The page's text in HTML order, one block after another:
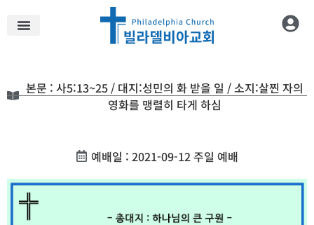
본문 : 사5:13~25 / 대지:성민의 화 받을 일 / 소지:살찐 자의
영화를 맹렬히 타게 하심
예배일 : 2021-09-12 주일 예배